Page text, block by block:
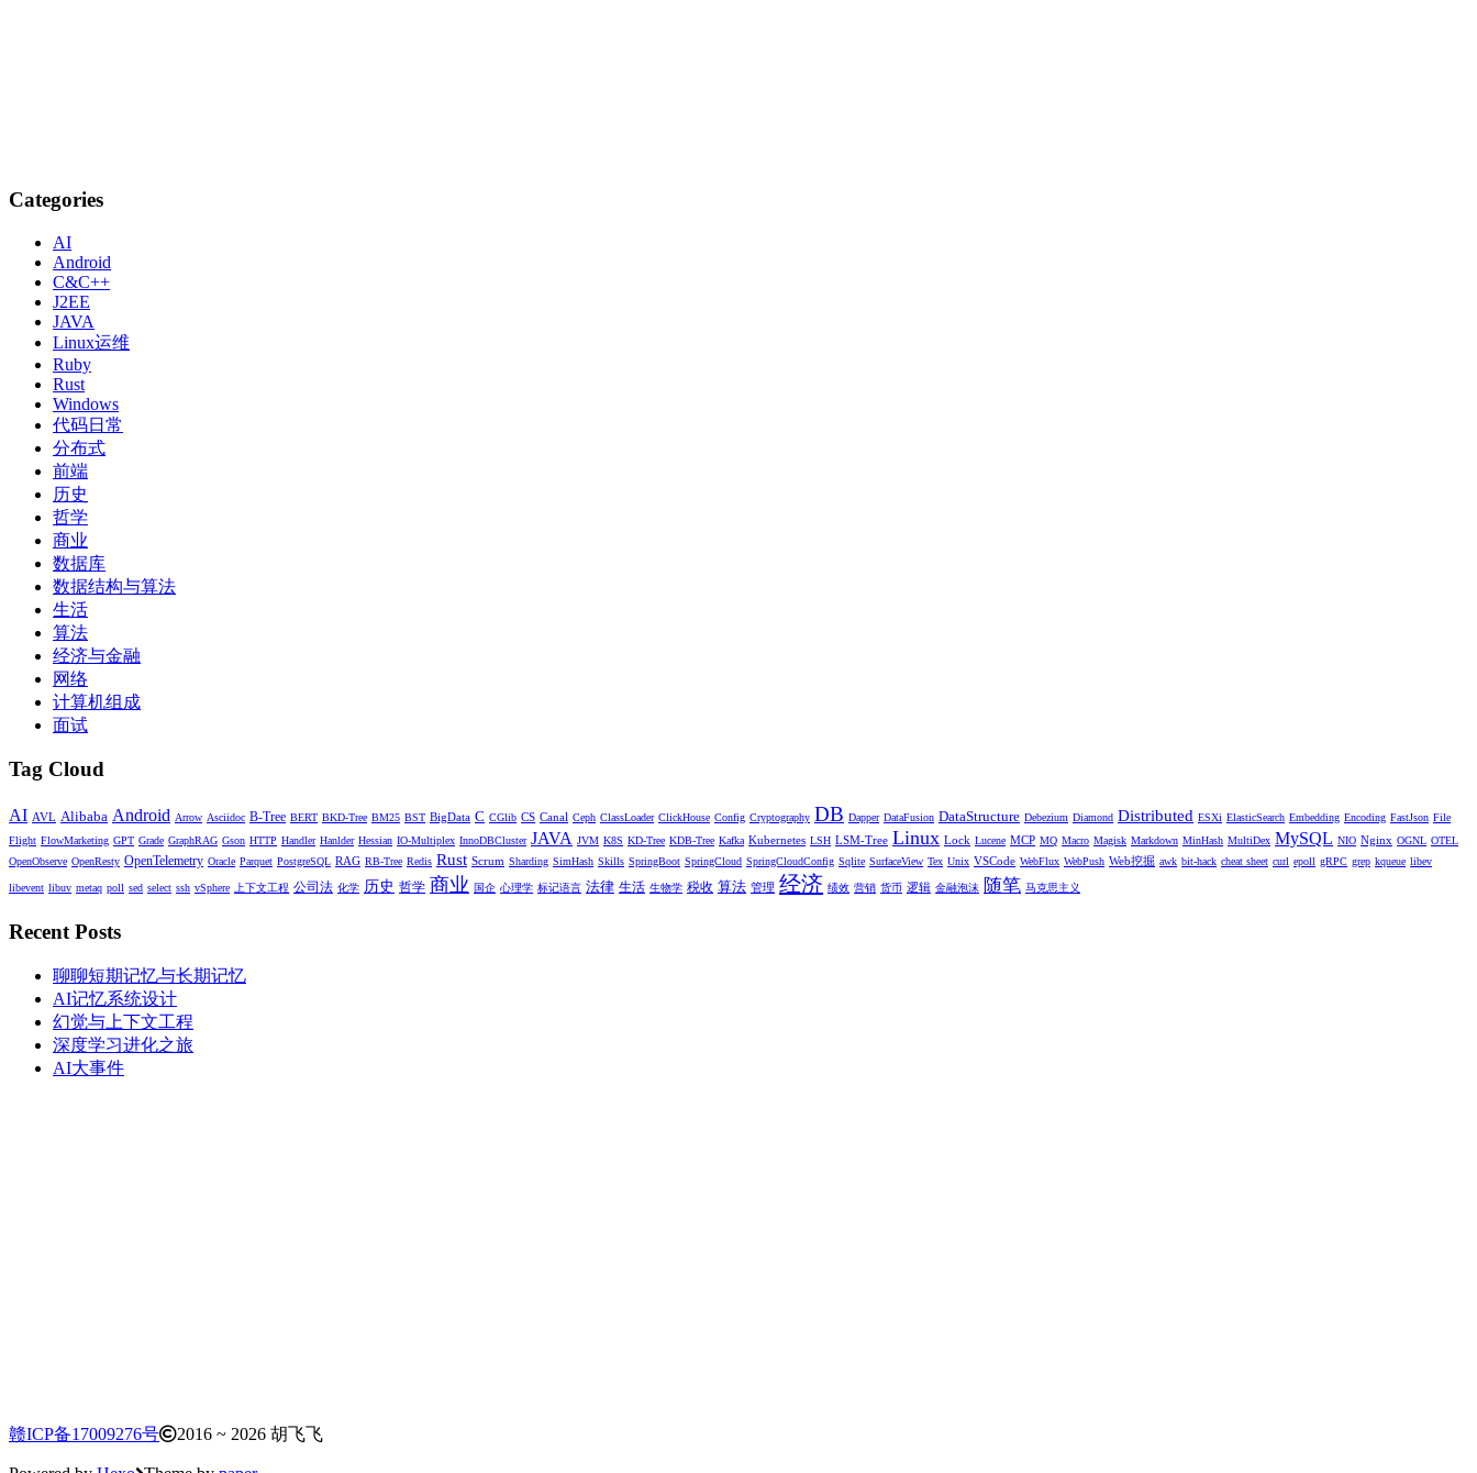
Categories
AI
Android
C&C++
J2EE
JAVA
Linux运维
Ruby
Rust
Windows
代码日常
分布式
前端
历史
哲学
商业
数据库
数据结构与算法
生活
算法
经济与金融
网络
计算机组成
面试
Tag Cloud
AI AVL Alibaba Android Arrow Asciidoc B-Tree BERT BKD-Tree BM25 BST BigData C CGlib CS Canal Ceph ClassLoader ClickHouse Config Cryptography DB Dapper DataFusion DataStructure Debezium Diamond Distributed ESXi ElasticSearch Embedding Encoding FastJson File
Flight FlowMarketing GPT Grade GraphRAG Gson HTTP Handler Hanlder Hessian IO-Multiplex InnoDBCluster JAVA JVM K8S KD-Tree KDB-Tree Kafka Kubernetes LSH LSM-Tree Linux Lock Lucene MCP MQ Macro Magisk Markdown MinHash MultiDex MySQL NIO Nginx OGNL OTEL
OpenObserve OpenResty OpenTelemetry Oracle Parquet PostgreSQL RAG RB-Tree Redis Rust Scrum Sharding SimHash Skills SpringBoot SpringCloud SpringCloudConfig Sqlite SurfaceView Tex Unix VSCode WebFlux WebPush Web挖掘 awk bit-hack cheat sheet curl epoll gRPC grep kqueue libev
libevent libuv metaq poll sed select ssh vSphere 上下文工程 公司法 化学 历史 哲学 商业 国企 心理学 标记语言 法律 生活 生物学 税收 算法 管理 经济 绩效 营销 货币 逻辑 金融泡沫 随笔 马克思主义
Recent Posts
聊聊短期记忆与长期记忆
AI记忆系统设计
幻觉与上下文工程
深度学习进化之旅
AI大事件
赣ICP备17009276号 2016 ~ 2026 胡飞飞